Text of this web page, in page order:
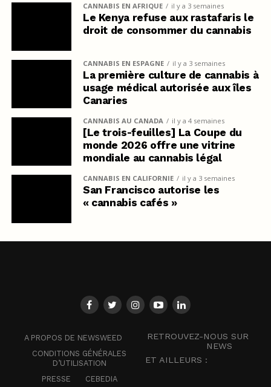
CANNABIS EN AFRIQUE il y a 3 semaines
Le Kenya refuse aux rastafaris le
droit de consommer du cannabis
CANNABIS EN ESPAGNE il y a 3 semaines
La première culture de cannabis à
usage médical autorisée aux îles
Canaries
CANNABIS AU CANADA il y a 4 semaines
[Le trois-feuilles] La Coupe du
monde 2026 offre une vitrine
mondiale au cannabis légal
CANNABIS EN CALIFORNIE il y a 3 semaines
San Francisco autorise les
« cannabis cafés »
A PROPOS DE NEWSWEED
CONDITIONS GÉNÉRALES
D’UTILISATION
PRESSE
CEBEDIA
RETROUVEZ-NOUS SUR
NEWS
ET AILLEURS :